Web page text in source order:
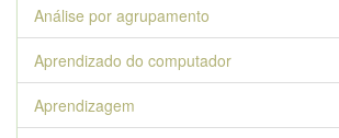
Análise por agrupamento
Aprendizado do computador
Aprendizagem